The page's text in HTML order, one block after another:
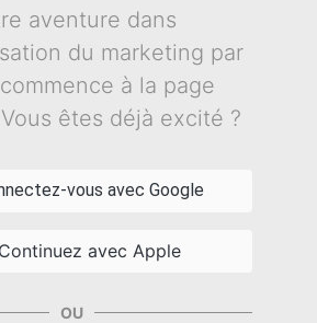
aventure dans
du marketing par
à la page
êtes déjà excité ?
vous avec Google
Continuez avec Apple
OU